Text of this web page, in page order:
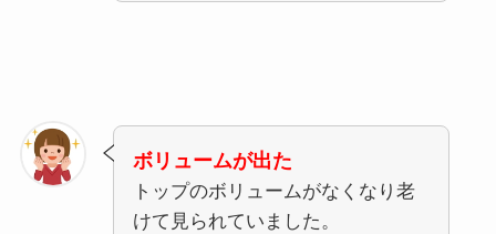
ボリュームが出た
トップのボリュームがなくなり老
けて見られていました。